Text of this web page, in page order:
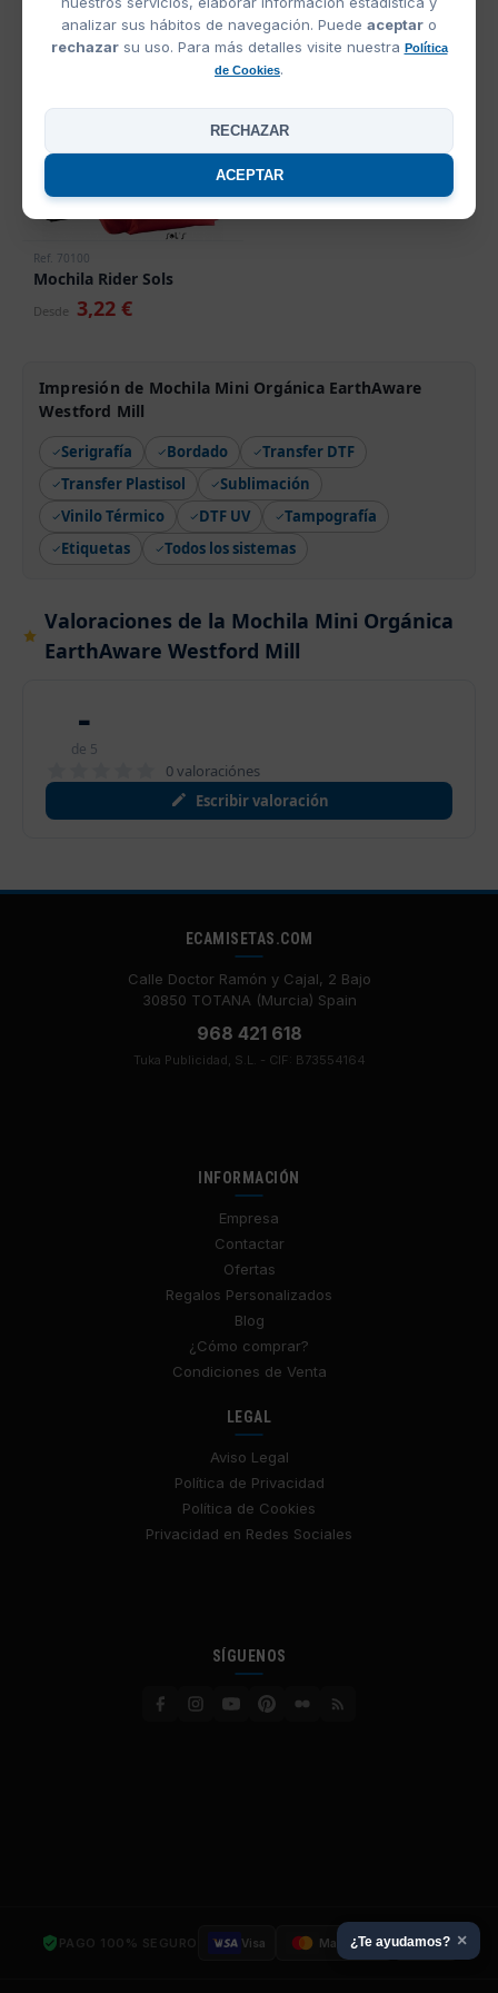
analizar sus hábitos de navegación. Puede aceptar o
rechazarsu uso. Para más detalles visite nuestra Política
de Cookies.
RECHAZAR
ACEPTAR
OFERTAS
Ref. 70100
Mochila Rider Sols
Desde 3,22 €
Impresión de Mochila Mini Orgánica EarthAware
Westford Mill
Serigrafía Bordado
Transfer DTF
Transfer Plastisol
Sublimación
Vinilo Térmico
DTF UV
Tampografía
Etiquetas
Todos los sistemas
Valoraciones de la Mochila Mini Orgánica
EarthAware Westford Mill
-
de 5
0 valoraciónes
Escribir valoración
ECAMISETAS.COM
Calle Doctor Ramón y Cajal, 2 Bajo
30850 TOTANA (Murcia) Spain
968 421 618
Tuka Publicidad, S.L. - CIF: B73554164
INFORMACIÓN
Empresa
Contactar
Ofertas
Regalos Personalizados
Blog
¿Cómo comprar?
Condiciones de Venta
LEGAL
Aviso Legal
Política de Privacidad
Política de Cookies
Privacidad en Redes Sociales
SÍGUENOS
PAGO 100% SEGURO Visa Mastercard SSL
¿Te ayudamos? ×